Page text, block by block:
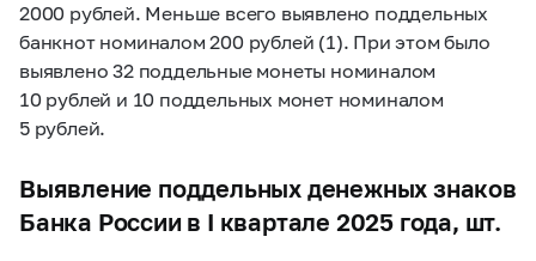
2000 рублей. Меньше всего выявлено поддельных
банкнот номиналом 200 рублей (1). При этом было
выявлено 32 поддельные монеты номиналом
10 рублей и 10 поддельных монет номиналом
5 рублей.
Выявление поддельных денежных знаков
Банка России в I квартале 2025 года, шт.